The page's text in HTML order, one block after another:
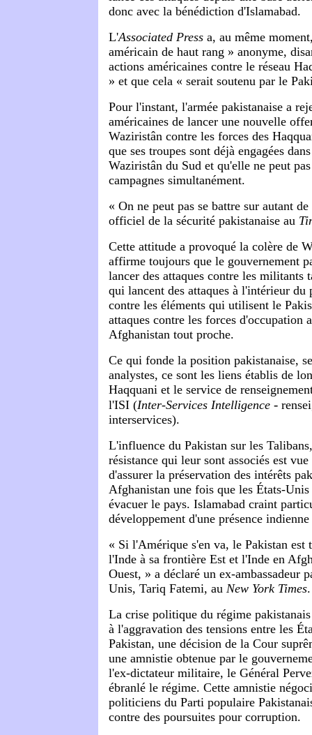
donc avec la bénédiction d'Islamabad.
L'Associated Press a, au même
américain de haut rang » anonyme,
actions américaines contre le réseau
» et que cela « serait soutenu par le
Pour l'instant, l'armée pakistanaise a
américaines de lancer une nouvelle
Waziristân contre les forces des
que ses troupes sont déjà engagées
Waziristân du Sud et qu'elle ne peut
campagnes simultanément.
« On ne peut pas se battre sur autant
officiel de la sécurité pakistanaise au
Cette attitude a provoqué la colère de
affirme toujours que le gouvernement
lancer des attaques contre les militants
qui lancent des attaques à l'intérieur du
contre les éléments qui utilisent le
attaques contre les forces d'occupation
Afghanistan tout proche.
Ce qui fonde la position pakistanaise,
analystes, ce sont les liens établis de
Haqquani et le service de
l'ISI (Inter-Services Intelligence -
interservices).
L'influence du Pakistan sur les
résistance qui leur sont associés est
d'assurer la préservation des intérêts
Afghanistan une fois que les États-
évacuer le pays. Islamabad craint
développement d'une présence
« Si l'Amérique s'en va, le Pakistan est
l'Inde à sa frontière Est et l'Inde en
Ouest, » a déclaré un ex-ambassadeur
Unis, Tariq Fatemi, au New York Times.
La crise politique du régime
à l'aggravation des tensions entre les
Pakistan, une décision de la Cour
une amnistie obtenue par le
l'ex-dictateur militaire, le Général
ébranlé le régime. Cette amnistie
politiciens du Parti populaire
contre des poursuites pour corruption.